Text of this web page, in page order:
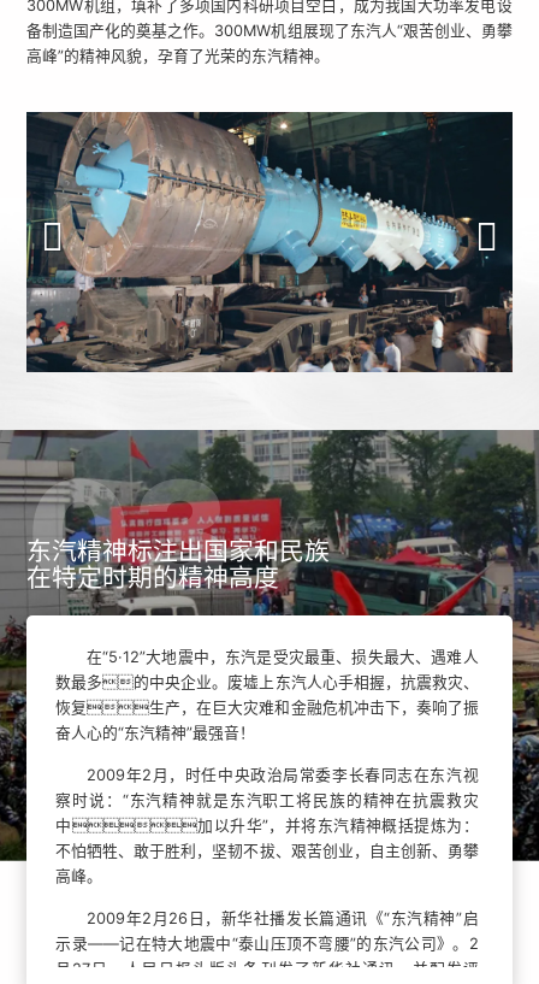
300MW机组，填补了多项国内科研项目空白，成为我国大功率发电设
备制造国产化的奠基之作。300MW机组展现了东汽人“艰苦创业、勇攀
高峰”的精神风貌，孕育了光荣的东汽精神。
东汽精神标注出国家和民族
在特定时期的精神高度
在“5·12”大地震中，东汽是受灾最重、损失最大、遇难人
数最多的中央企业。废墟上东汽人心手相握，抗震救灾、
恢复生产，在巨大灾难和金融危机冲击下，奏响了振
奋人心的“东汽精神”最强音！
2009年2月，时任中央政治局常委李长春同志在东汽视
察时说：“东汽精神就是东汽职工将民族的精神在抗震救灾
中加以升华”，并将东汽精神概括提炼为：
不怕牺牲、敢于胜利，坚韧不拔、艰苦创业，自主创新、勇攀
高峰。
2009年2月26日，新华社播发长篇通讯《“东汽精神”启
示录——记在特大地震中“泰山压顶不弯腰”的东汽公司》。2
月27日，人民日报头版头条刊发了新华社通讯，并配发评